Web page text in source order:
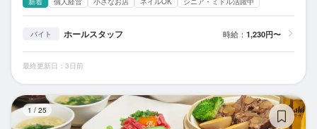
バイト ホールスタッフ 時給： 1,230円〜
最終更新日：3日前
1 / 25